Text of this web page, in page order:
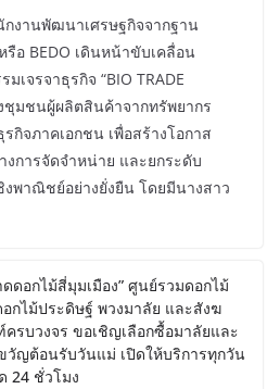
งานพัฒนาเศรษฐกิจจากฐาน
อ BEDO เดินหน้าขับเคลื่อน
เจรจาธุรกิจ “BIO TRADE
งชุมชนผู้ผลิตสินค้าจากทรัพยากร
กิจภาคเอกชน เพื่อสร้างโอกาส
การจัดจำหน่าย และยกระดับ
พาณิชย์อย่างยั่งยืน โดยมีนางสาว
ดดอกไม้สี่มุมเมือง” ศูนย์รวมดอกไม้
กไม้ประดิษฐ์ พวงมาลัย และสังฆ
รบวงจร ขอเชิญเลือกซื้อมาลัยและ
วัญต้อนรับวันแม่ เปิดให้บริการทุกวัน
24 ชั่วโมง